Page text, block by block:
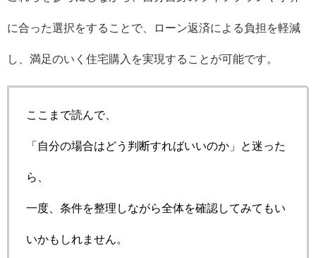
に合った選択をすることで、ローン返済による負担を軽減
し、満足のいく住宅購入を実現することが可能です。
ここまで読んで、
「自分の場合はどう判断すればいいのか」と迷った
ら、
一度、条件を整理しながら全体を確認してみてもい
いかもしれません。